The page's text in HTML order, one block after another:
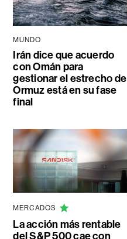
MUNDO
Irán dice que acuerdo
con Omán para
gestionar el estrecho de
Ormuz está en su fase
final
MERCADOS
La acción más rentable
del S&P 500 cae con